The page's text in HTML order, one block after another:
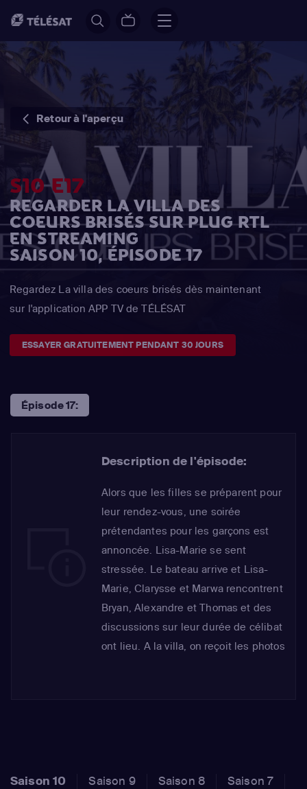
Retour à l'aperçu
S10 E17
REGARDER LA VILLA DES
COEURS BRISÉS SUR PLUG RTL
EN STREAMING
SAISON 10, ÉPISODE 17
Regardez La villa des coeurs brisés dès maintenant
sur l'application APP TV de TÉLÉSAT
ESSAYER GRATUITEMENT PENDANT 30 JOURS
Épisode 17:
Description de l'épisode:
Alors que les filles se préparent pour
leur rendez-vous, une soirée
prétendantes pour les garçons est
annoncée. Lisa-Marie se sent
stressée. Le bateau arrive et Lisa-
Marie, Clarysse et Marwa rencontrent
Bryan, Alexandre et Thomas et des
discussions sur leur durée de célibat
ont lieu. A la villa, on reçoit les photos
coaching. Maissane est stressée car
Saison 10 Saison 9 Saison 8
Saison 7